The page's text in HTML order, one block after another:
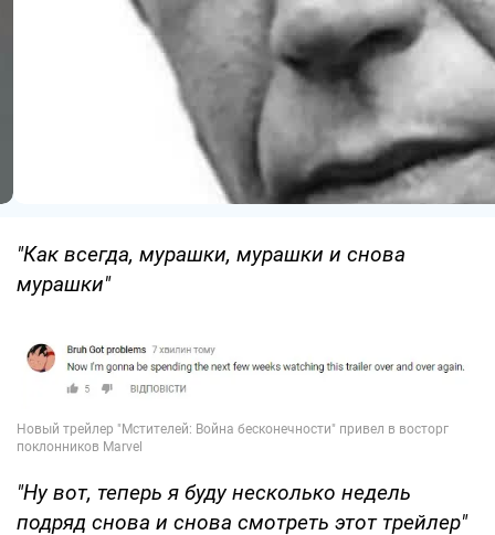
"Как всегда, мурашки, мурашки и снова
мурашки"
"Ну вот, теперь я буду несколько недель
подряд снова и снова смотреть этот трейлер"